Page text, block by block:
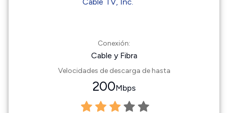
Conexión:
Cable y Fibra
Velocidades de descarga de hasta
200Mbps